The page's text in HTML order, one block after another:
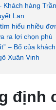
Khách hàng Trần
Lan
hiểu nhiều
ra lợi chọn phù
– Bố của khách
Xuân Vinh
định